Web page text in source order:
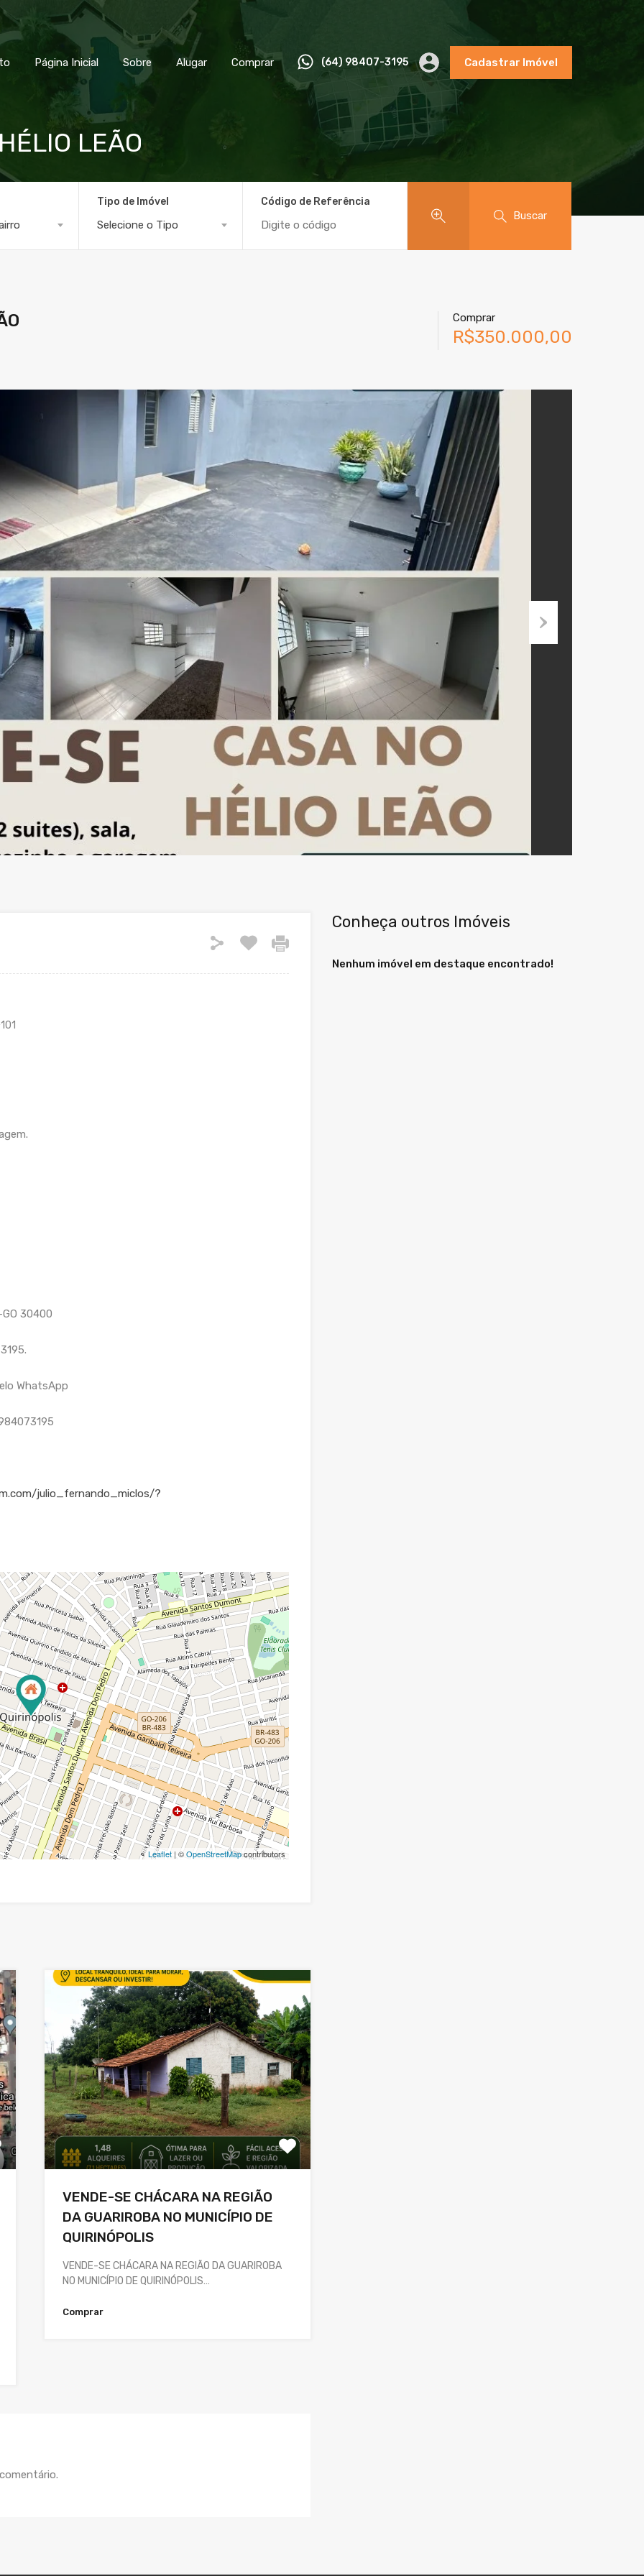
Página Inicial Sobre Alugar Comprar (64) 98407-3195 Cadastrar Imóvel
LEÃO
Tipo de Imóvel
Selecione o Tipo
Código de Referência
Buscar
Comprar
R$350.000,00
30400
WhatsApp
julio_fernando_miclos/?
Leaflet| ©OpenStreetMapcontributors
VENDE-SE CHÁCARA NA REGIÃO
DA GUARIROBA NO MUNICÍPIO DE
QUIRINÓPOLIS
VENDE-SE CHÁCARA NA REGIÃO DA GUARIROBA
NO MUNICÍPIO DE QUIRINÓPOLIS…
Comprar
Conheça outros Imóveis
Nenhum imóvel em destaque encontrado!